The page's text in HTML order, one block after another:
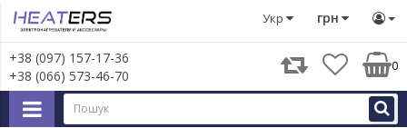
грн
Укр
+38 (097) 157-17-36
+38 (066) 573-46-70
0
Запчастини для великої побутової техніки Запчастини